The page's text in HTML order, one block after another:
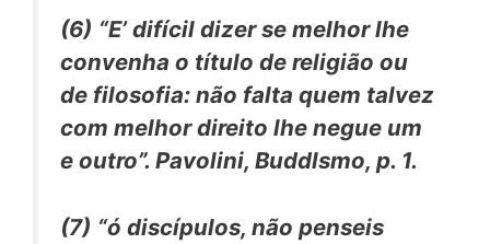
(6) “E’ difícil dizer se melhor lhe
convenha o título de religião ou
de filosofia: não falta quem talvez
com melhor direito lhe negue um
e outro”. Pavolini, Buddlsmo, p. 1.
(7) “ó discípulos, não penseis